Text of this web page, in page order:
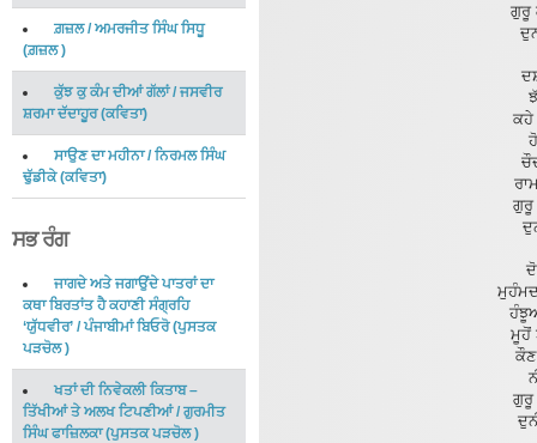
ਗ਼ਜ਼ਲ/ਅਮਰਜੀਤ ਸਿੰਘ ਸਿਧੂ
(ਗ਼ਜ਼ਲ)
ਕੁੱਝ ਕੁ ਕੰਮ ਦੀਆਂ ਗੱਲਾਂ/ ਜਸਵੀਰ
ਸ਼ਰਮਾ ਦੱਦਾਹੂਰ(ਕਵਿਤਾ)
ਸਾਉਣ ਦਾ ਮਹੀਨਾ/ਨਿਰਮਲ ਸਿੰਘ
ਢੁੱਡੀਕੇ(ਕਵਿਤਾ)
ਸਭ ਰੰਗ
ਜਾਗਦੇ ਅਤੇ ਜਗਾਉਂਦੇ ਪਾਤਰਾਂ ਦਾ
ਕਥਾ ਬਿਰਤਾਂਤ ਹੈ ਕਹਾਣੀ ਸੰਗ੍ਰਹਿ
‘ਯੁੱਧਵੀਰ’ /ਪੰਜਾਬੀਮਾਂ ਬਿਓਰੋ(ਪੁਸਤਕ
ਪੜਚੋਲ)
ਖਤਾਂ ਦੀ ਨਿਵੇਕਲੀ ਕਿਤਾਬ –
ਤਿੱਖੀਆਂ ਤੇ ਅਲਖ ਟਿਪਣੀਆਂ/ ਗੁਰਮੀਤ
ਸਿੰਘ ਫਾਜ਼ਿਲਕਾ(ਪੁਸਤਕ ਪੜਚੋਲ)
ਗੁਰੂ
ਕਹੇ
ਗੁਰੂ
ਮੂਹੋਂ
ਕੌਣ
ਗੁਰੂ